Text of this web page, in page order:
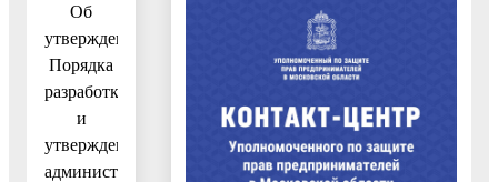
Об
утверждении
Порядка
разработки
и
утверждения
административных